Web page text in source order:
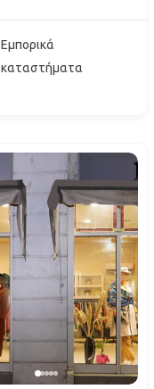
Εμπορικά
καταστήματα